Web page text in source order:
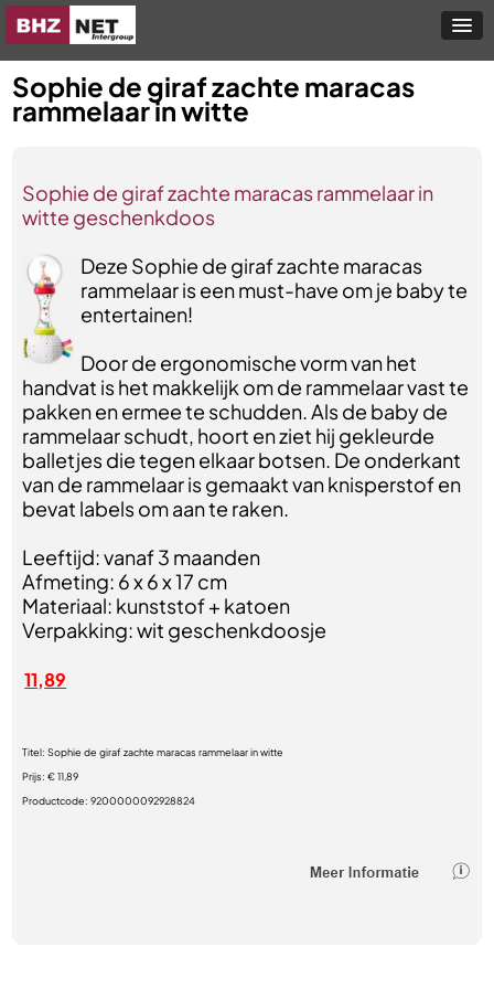
Sophie de giraf zachte maracas
rammelaar in witte
Sophie de giraf zachte maracas rammelaar in
witte geschenkdoos
Deze Sophie de giraf zachte maracas
rammelaar is een must-have om je baby te
entertainen!
Door de ergonomische vorm van het
handvat is het makkelijk om de rammelaar vast te
pakken en ermee te schudden. Als de baby de
rammelaar schudt, hoort en ziet hij gekleurde
balletjes die tegen elkaar botsen. De onderkant
van de rammelaar is gemaakt van knisperstof en
bevat labels om aan te raken.
Leeftijd: vanaf 3 maanden
Afmeting: 6 x 6 x 17 cm
Materiaal: kunststof + katoen
Verpakking: wit geschenkdoosje
11,89
Titel:Sophie de giraf zachte maracas rammelaar in witte
Prijs:€ 11,89
Productcode:9200000092928824